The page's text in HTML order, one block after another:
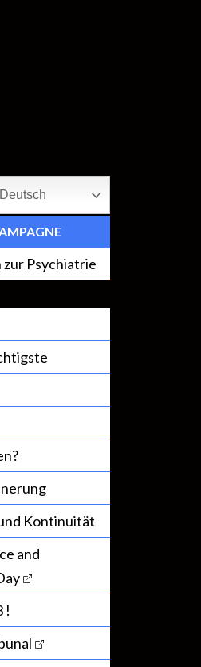
Deutsch
Psychiatrie
Kontinuität
and
!